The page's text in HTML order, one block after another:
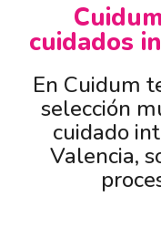
cuidados
En Cuidum
selección
cuidado
Valencia,